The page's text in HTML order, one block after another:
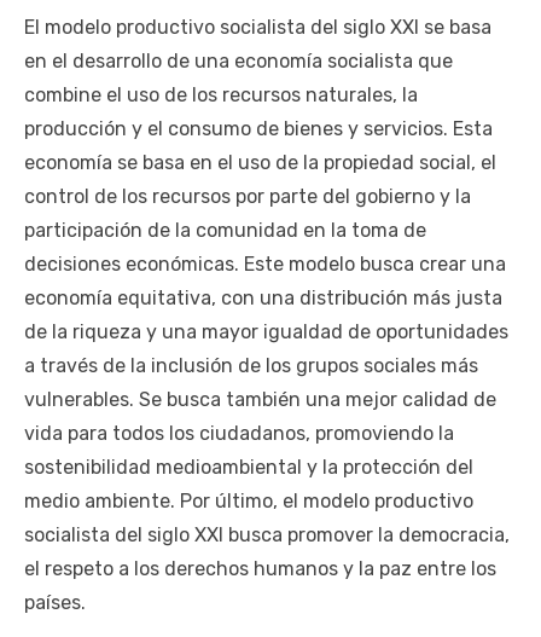
El modelo productivo socialista del siglo XXI se basa
en el desarrollo de una economía socialista que
combine el uso de los recursos naturales, la
producción y el consumo de bienes y servicios. Esta
economía se basa en el uso de la propiedad social, el
control de los recursos por parte del gobierno y la
participación de la comunidad en la toma de
decisiones económicas. Este modelo busca crear una
economía equitativa, con una distribución más justa
de la riqueza y una mayor igualdad de oportunidades
a través de la inclusión de los grupos sociales más
vulnerables. Se busca también una mejor calidad de
vida para todos los ciudadanos, promoviendo la
sostenibilidad medioambiental y la protección del
medio ambiente. Por último, el modelo productivo
socialista del siglo XXI busca promover la democracia,
el respeto a los derechos humanos y la paz entre los
países.